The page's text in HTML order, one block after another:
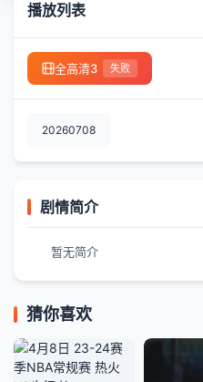
播放列表
全高清3 失败
20260708
剧情简介
暂无简介
猜你喜欢